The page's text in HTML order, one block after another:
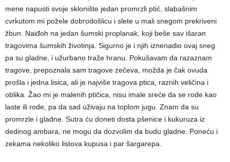
mene napusti svoje sklonište jedan promrzli ptić, slabašnim
cvrkutom mi požele dobrodošlicu i slete u mali snegom prekriveni
žbun. Naiđoh na jedan šumski proplanak, koji beše sav išaran
tragovima šumskih životinja. Sigurno je i njih iznenadio ovaj sneg
pa su gladne, i užurbano traže hranu. Pokušavam da razaznam
tragove, prepoznala sam tragove zečeva, možda je čak ovuda
prošla i jedna lisica, ali je najviše tragova ptica, raznih veličina i
oblika. Žao mi je malenih ptičica, nisu imale sreće da se rode kao
laste ili rode, pa da sad uživaju na toplom jugu. Znam da su
promrzle i gladne. Sutra ću doneti dosta pšenice i kukuruza iz
dedinog ambara, ne mogu da dozvolim da budu gladne. Poneću i
zekama nekoliko listova kupusa i par šargarepa.